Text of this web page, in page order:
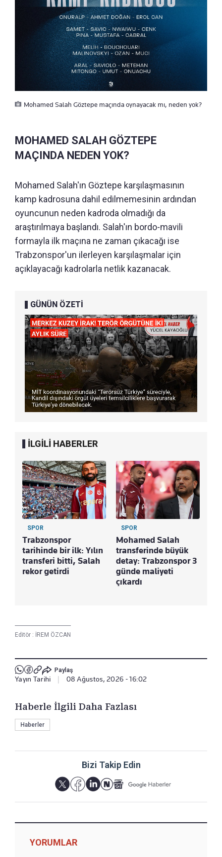
Mohamed Salah Göztepe maçında oynayacak mı, neden yok?
MOHAMED SALAH GÖZTEPE
MAÇINDA NEDEN YOK?
Mohamed Salah'ın Göztepe karşılaşmasının
kamp kadrosuna dahil edilmemesinin ardından
oyuncunun neden kadroda olmadığı da
araştırılmaya başlandı. Salah'ın bordo-mavili
formayla ilk maçına ne zaman çıkacağı ise
Trabzonspor'un ilerleyen karşılaşmalar için
açıklayacağı kadrolarla netlik kazanacak.
GÜNÜN ÖZETİ
İLGİLİ HABERLER
SPOR
Trabzonspor
tarihinde bir ilk: Yılın
transferi bitti, Salah
rekor getirdi
SPOR
Mohamed Salah
transferinde büyük
detay: Trabzonspor 3
günde maliyeti
çıkardı
Editör : İREM ÖZCAN
Paylaş
Yayın Tarihi 08 Ağustos, 2026 - 16:02
Haberle İlgili Daha Fazlası
Haberler
Bizi Takip Edin
YORUMLAR